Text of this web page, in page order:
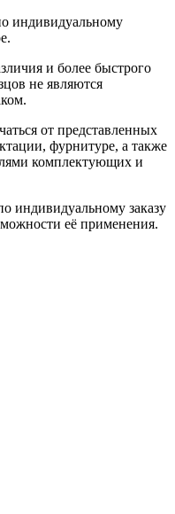
индивидуальному
и более быстрого
не являются
от представленных
фурнитуре, а также
комплектующих и
индивидуальному заказу
её применения.